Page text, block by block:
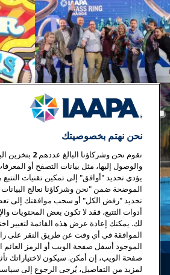
نحن نهتم بخصوصيتك
نقوم نحن وشركاؤنا البالغ عددهم 2 بتخزين
والوصول إليها، مثل بيانات التصفح أو
يؤدي تحديد "أوافق" إلى تمكين تقنيات
الموضحة ضمن "نحن وشركاؤنا نعالج البيانات
تحديد "رفض الكل" أو سحب موافقتك إلى
أدوات التتبع، فقد لا تكون بعض المحتويات
لك. يمكنك إعادة عرض هذه القائمة لتغيير
الموافقة في أي وقت عن طريق النقر على
الموجود أسفل صفحة الويب أو الرمز العائم
صفحة الويب، إن أمكن. سيكون لاختياراتك
لمزيد من التفاصيل، يُرجى الرجوع إلى